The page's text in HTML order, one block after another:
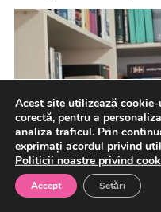
Acest site utilizează
corectă, pentru a
analiza traficul. Prin
exprimați acordul privind
Politicii noastre privind
Accept Setări